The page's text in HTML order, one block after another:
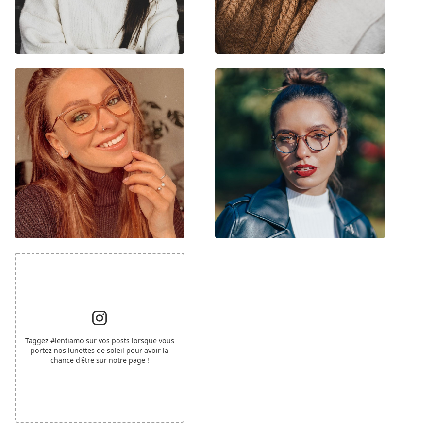
Catégorie:
Lunettes de vue
Marque:
Oakley
Code:
0OX3218 32180854
Taggez #lentiamo sur vos posts lorsque vous
portez nos lunettes de soleil pour avoir la
chance d'être sur notre page !